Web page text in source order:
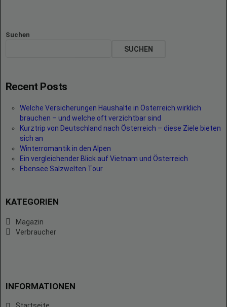
Suchen
SUCHEN
Recent Posts
Welche Versicherungen Haushalte in Österreich wirklich
brauchen – und welche oft verzichtbar sind
Kurztrip von Deutschland nach Österreich – diese Ziele bieten
sich an
Winterromantik in den Alpen
Ein vergleichender Blick auf Vietnam und Österreich
Ebensee Salzwelten Tour
KATEGORIEN
Magazin
Verbraucher
INFORMATIONEN